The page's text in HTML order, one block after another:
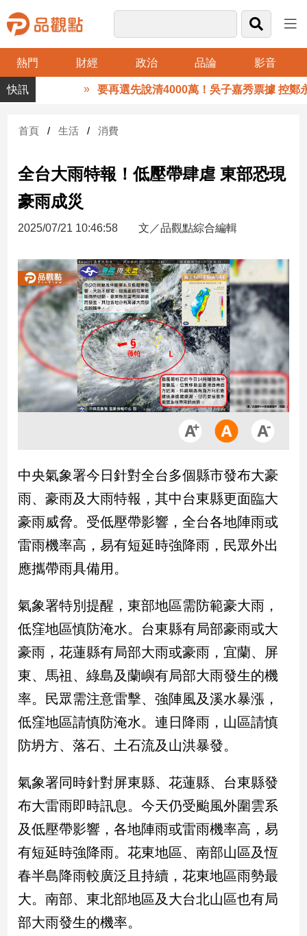
熱門 財經 政治 品論 影音
品
觀
財
台
財
新
產
經/
股
市
房
地
產
品
政
治
政
治
焦
點
民
調
國
會
點
觀
兩
岸/
國
際
會/
地
方
新
要再選先說清4000萬！吳子嘉秀票據 控鄭永
首頁 生活 消費
全台大雨特報！低壓帶肆虐 東部恐現
豪雨成災
2025/07/21 10:46:58 文／品觀點綜合編輯
中央氣象署今日針對全台多個縣市發布大豪
雨、豪雨及大雨特報，其中台東縣更面臨大
豪雨威脅。受低壓帶影響，全台各地陣雨或
雷雨機率高，易有短延時強降雨，民眾外出
應攜帶雨具備用。
氣象署特別提醒，東部地區需防範豪大雨，
低窪地區慎防淹水。台東縣有局部豪雨或大
豪雨，花蓮縣有局部大雨或豪雨，宜蘭、屏
東、馬祖、綠島及蘭嶼有局部大雨發生的機
率。民眾需注意雷擊、強陣風及溪水暴漲，
低窪地區請慎防淹水。連日降雨，山區請慎
防坍方、落石、土石流及山洪暴發。
氣象署同時針對屏東縣、花蓮縣、台東縣發
布大雷雨即時訊息。今天仍受颱風外圍雲系
及低壓帶影響，各地陣雨或雷雨機率高，易
有短延時強降雨。花東地區、南部山區及恆
春半島降雨較廣泛且持續，花東地區雨勢最
大。南部、東北部地區及大台北山區也有局
部大雨發生的機率。